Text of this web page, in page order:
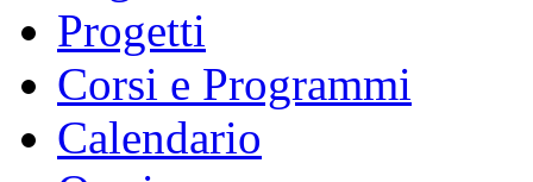
Progetti
Corsi e Programmi
Calendario